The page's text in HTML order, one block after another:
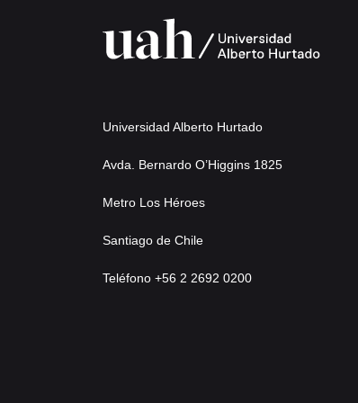
Universidad Alberto Hurtado
Avda. Bernardo O’Higgins 1825
Metro Los Héroes
Santiago de Chile
Teléfono +56 2 2692 0200